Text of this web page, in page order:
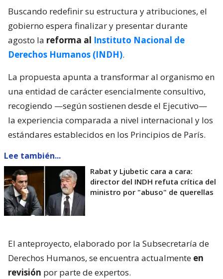
Buscando redefinir su estructura y atribuciones, el
gobierno espera finalizar y presentar durante
agosto la reforma al Instituto Nacional de
Derechos Humanos (INDH).
La propuesta apunta a transformar al organismo en
una entidad de carácter esencialmente consultivo,
recogiendo —según sostienen desde el Ejecutivo—
la experiencia comparada a nivel internacional y los
estándares establecidos en los Principios de París.
Lee también...
Rabat y Ljubetic cara a cara:
director del INDH refuta crítica del
ministro por "abuso" de querellas
El anteproyecto, elaborado por la Subsecretaría de
Derechos Humanos, se encuentra actualmente en
revisión por parte de expertos.